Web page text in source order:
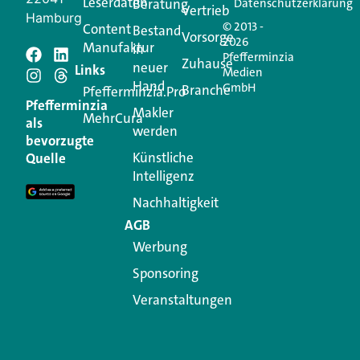
Schreiben Sie einen
Kommentar
Ihre E-Mail-Adresse wird nicht veröffentlicht.
Erforderliche Felder sind mit
Kommentar
Hamburg
Pfefferminzia
als
bevorzugte
Quelle
Content
Manufaktur
Links
Pfefferminzia.Pro
MehrCura
Beratung
Bestand
in
neuer
Hand
Makler
werden
Künstliche
Intelligenz
Nachhaltigkeit
AGB
Werbung
Sponsoring
Veranstaltungen
Vertrieb
Vorsorge
Zuhause
Branche
© 2013 -
2026
Pfefferminzia
Medien
GmbH
Datenschutzerklärung